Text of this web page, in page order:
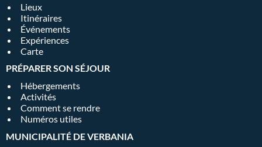
Lieux
Itinéraires
Événements
Expériences
Carte
PRÉPARER SON SÉJOUR
Hébergements
Activités
Comment se rendre
Numéros utiles
MUNICIPALITÉ DE VERBANIA